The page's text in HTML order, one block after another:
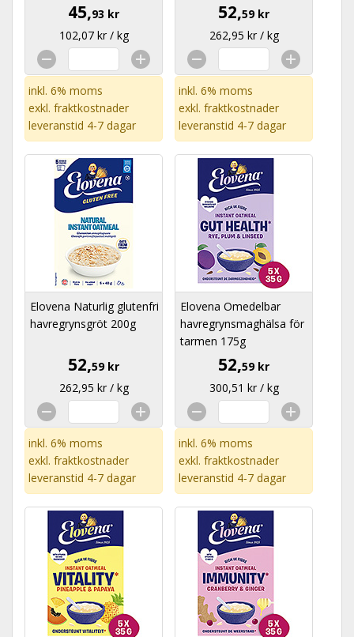
45,93 kr
102,07 kr / kg
inkl. 6% moms
exkl. fraktkostnader
leveranstid 4-7 dagar
52,59 kr
262,95 kr / kg
inkl. 6% moms
exkl. fraktkostnader
leveranstid 4-7 dagar
Elovena Naturlig glutenfri
havregrynsgröt 200g
52,59 kr
262,95 kr / kg
inkl. 6% moms
exkl. fraktkostnader
leveranstid 4-7 dagar
Elovena Omedelbar
havregrynsmaghälsa för
tarmen 175g
52,59 kr
300,51 kr / kg
inkl. 6% moms
exkl. fraktkostnader
leveranstid 4-7 dagar